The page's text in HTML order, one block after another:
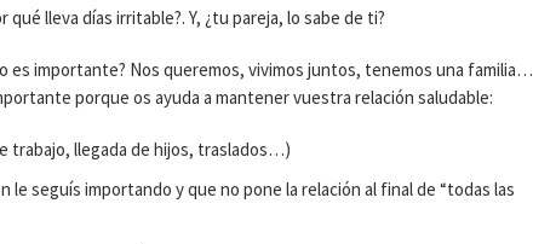
lleva días irritable?. Y, ¿tu pareja, lo sabe de ti?
es importante? Nos queremos, vivimos juntos, tenemos una familia…
porque os ayuda a mantener vuestra relación saludable:
trabajo, llegada de hijos, traslados…)
le seguís importando y que no pone la relación al final de “todas las